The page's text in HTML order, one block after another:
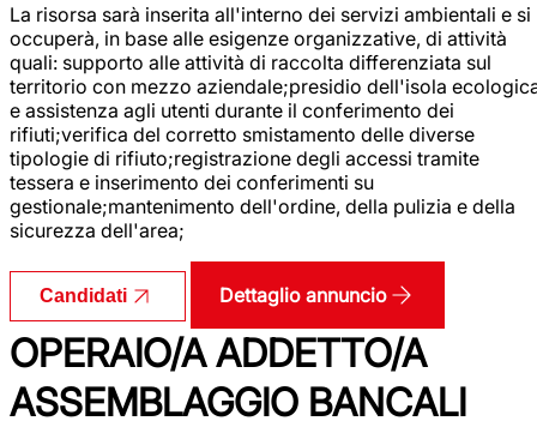
La risorsa sarà inserita all'interno dei servizi ambientali e si
occuperà, in base alle esigenze organizzative, di attività
quali: supporto alle attività di raccolta differenziata sul
territorio con mezzo aziendale;presidio dell'isola
e assistenza agli utenti durante il conferimento dei
rifiuti;verifica del corretto smistamento delle diverse
tipologie di rifiuto;registrazione degli accessi tramite
tessera e inserimento dei conferimenti su
gestionale;mantenimento dell'ordine, della pulizia e della
sicurezza dell'area;
Candidati Dettaglio annuncio
OPERAIO/A ADDETTO/A
ASSEMBLAGGIO BANCALI